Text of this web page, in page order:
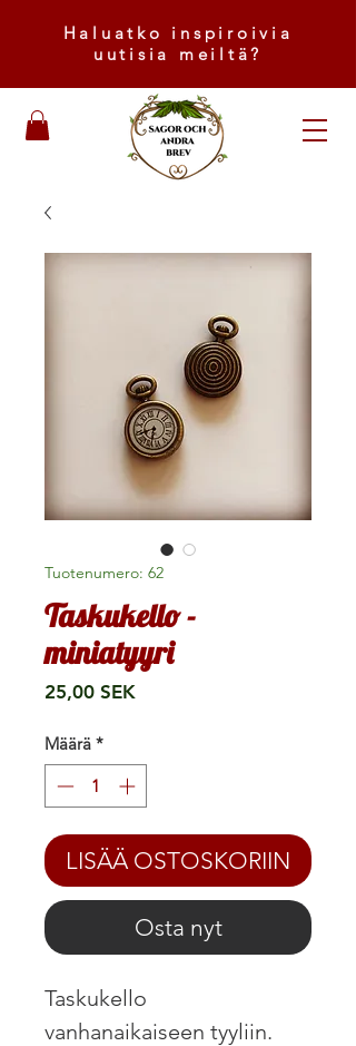
Haluatko inspiroivia
uutisia meiltä?
Tuotenumero: 62
Taskukello -
miniatyyri
25,00 SEKHinta
Määrä *
LISÄÄ OSTOSKORIIN
Osta nyt
Taskukello
vanhanaikaiseen tyyliin.